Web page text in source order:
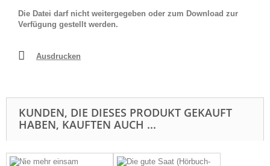
Die Datei darf nicht weitergegeben oder zum Download zur
Verfügung gestellt werden.
Ausdrucken
KUNDEN, DIE DIESES PRODUKT GEKAUFT
HABEN, KAUFTEN AUCH ...